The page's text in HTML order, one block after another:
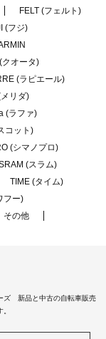
FELT (フェルト)
(フジ)
クオータ)
(ラピエール)
リダ)
(ラファ)
コット)
(シマノプロ)
(スラム)
TIME (タイム)
フー)
その他
ズ 新品と中古の自転車販売